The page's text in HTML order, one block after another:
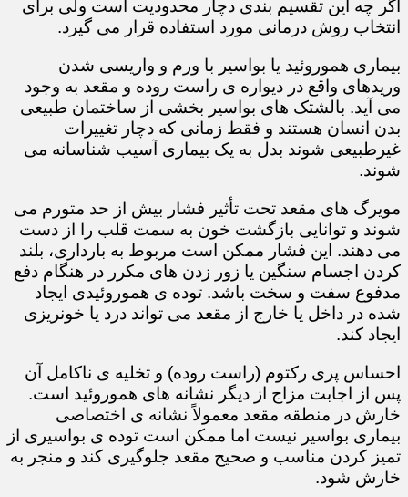
اگر چه این تقسیم بندی دچار محدودیت است ولی برای
انتخاب روش درمانی مورد استفاده قرار می گیرد.
بیماری هموروئید یا بواسیر با ورم و واریسی شدن
وریدهای واقع در دیواره ی راست روده و مقعد به وجود
می آید. بالشتک های بواسیر بخشی از ساختمان طبیعی
بدن انسان هستند و فقط زمانی که دچار تغییرات
غیرطبیعی شوند بدل به یک بیماری آسیب شناسانه می
شوند.
مویرگ های مقعد تحت تأثیر فشار بیش از حد متورم می
شوند و توانایی بازگشت خون به سمت قلب را از دست
می دهند. این فشار ممکن است مربوط به بارداری، بلند
کردن اجسام سنگین یا زور زدن های مکرر در هنگام دفع
مدفوع سفت و سخت باشد. توده ی هموروئیدی ایجاد
شده در داخل یا خارج از مقعد می تواند درد یا خونریزی
ایجاد کند.
احساس پری رکتوم (راست روده) و تخلیه ی ناکامل آن
پس از اجابت مزاج از دیگر نشانه های هموروئید است.
خارش در منطقه مقعد معمولاً نشانه ی اختصاصی
بیماری بواسیر نیست اما ممکن است توده ی بواسیری از
تمیز کردن مناسب و صحیح مقعد جلوگیری کند و منجر به
خارش شود.